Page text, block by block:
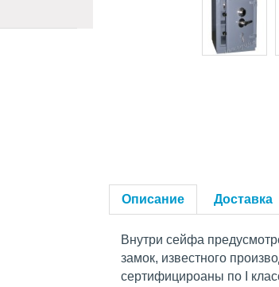
Описание Доставка
Внутри сейфа
замок, известного
сертифицироаны по I